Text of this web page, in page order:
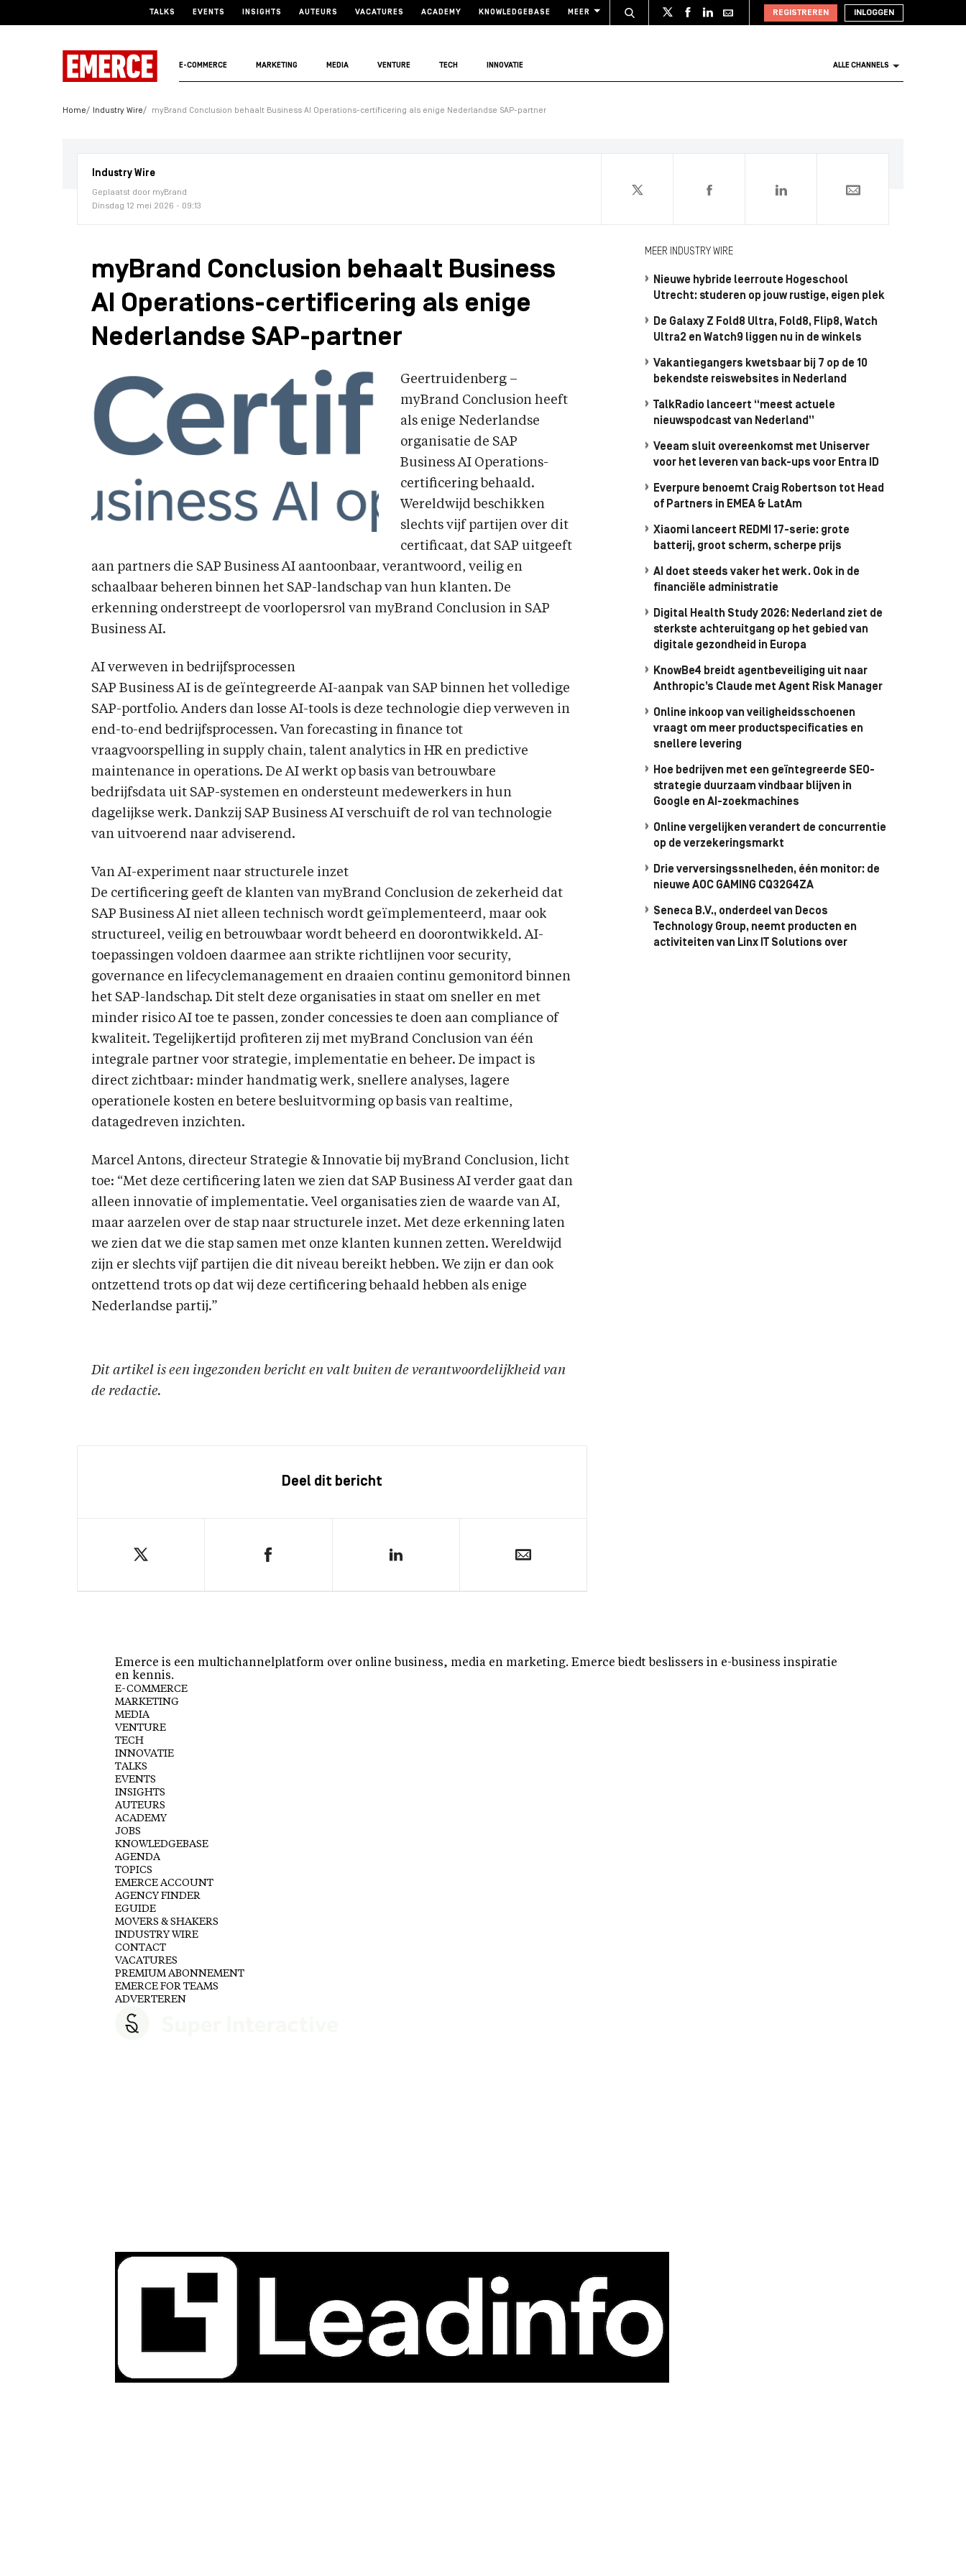
TALKS EVENTS INSIGHTS AUTEURS VACATURES ACADEMY KNOWLEDGEBASE MEER REGISTREREN INLOGGEN
E-COMMERCE MARKETING MEDIA VENTURE TECH INNOVATIE ALLE CHANNELS
Home Industry Wire myBrand Conclusion behaalt Business AI Operations-certificering als enige Nederlandse SAP-partner
Industry Wire
Geplaatst door myBrand
Dinsdag 12 mei 2026 - 09:13
0
myBrand Conclusion behaalt Business
AI Operations-certificering als enige
Nederlandse SAP-partner
Geertruidenberg –
myBrand Conclusion heeft
als enige Nederlandse
organisatie de SAP
Business AI Operations-
certificering behaald.
Wereldwijd beschikken
slechts vijf partijen over dit
certificaat, dat SAP uitgeeft
aan partners die SAP Business AI aantoonbaar, verantwoord, veilig en
schaalbaar beheren binnen het SAP-landschap van hun klanten. De
erkenning onderstreept de voorlopersrol van myBrand Conclusion in SAP
Business AI.
AI verweven in bedrijfsprocessen
SAP Business AI is de geïntegreerde AI-aanpak van SAP binnen het volledige
SAP-portfolio. Anders dan losse AI-tools is deze technologie diep verweven in
end-to-end bedrijfsprocessen. Van forecasting in finance tot
vraagvoorspelling in supply chain, talent analytics in HR en predictive
maintenance in operations. De AI werkt op basis van betrouwbare
bedrijfsdata uit SAP-systemen en ondersteunt medewerkers in hun
dagelijkse werk. Dankzij SAP Business AI verschuift de rol van technologie
van uitvoerend naar adviserend.
Van AI-experiment naar structurele inzet
De certificering geeft de klanten van myBrand Conclusion de zekerheid dat
SAP Business AI niet alleen technisch wordt geïmplementeerd, maar ook
structureel, veilig en betrouwbaar wordt beheerd en doorontwikkeld. AI-
toepassingen voldoen daarmee aan strikte richtlijnen voor security,
governance en lifecyclemanagement en draaien continu gemonitord binnen
het SAP-landschap. Dit stelt deze organisaties in staat om sneller en met
minder risico AI toe te passen, zonder concessies te doen aan compliance of
kwaliteit. Tegelijkertijd profiteren zij met myBrand Conclusion van één
integrale partner voor strategie, implementatie en beheer. De impact is
direct zichtbaar: minder handmatig werk, snellere analyses, lagere
operationele kosten en betere besluitvorming op basis van realtime,
datagedreven inzichten.
Marcel Antons, directeur Strategie & Innovatie bij myBrand Conclusion, licht
toe: “Met deze certificering laten we zien dat SAP Business AI verder gaat dan
alleen innovatie of implementatie. Veel organisaties zien de waarde van AI,
maar aarzelen over de stap naar structurele inzet. Met deze erkenning laten
we zien dat we die stap samen met onze klanten kunnen zetten. Wereldwijd
zijn er slechts vijf partijen die dit niveau bereikt hebben. We zijn er dan ook
ontzettend trots op dat wij deze certificering behaald hebben als enige
Nederlandse partij.”
Dit artikel is een ingezonden bericht en valt buiten de verantwoordelijkheid van
de redactie.
Deel dit bericht
MEER INDUSTRY WIRE
Nieuwe hybride leerroute Hogeschool
Utrecht: studeren op jouw rustige, eigen plek
De Galaxy Z Fold8 Ultra, Fold8, Flip8, Watch
Ultra2 en Watch9 liggen nu in de winkels
Vakantiegangers kwetsbaar bij 7 op de 10
bekendste reiswebsites in Nederland
TalkRadio lanceert “meest actuele
nieuwspodcast van Nederland”
Veeam sluit overeenkomst met Uniserver
voor het leveren van back-ups voor Entra ID
Everpure benoemt Craig Robertson tot Head
of Partners in EMEA & LatAm
Xiaomi lanceert REDMI 17-serie: grote
batterij, groot scherm, scherpe prijs
AI doet steeds vaker het werk. Ook in de
financiële administratie
Digital Health Study 2026: Nederland ziet de
sterkste achteruitgang op het gebied van
digitale gezondheid in Europa
KnowBe4 breidt agentbeveiliging uit naar
Anthropic’s Claude met Agent Risk Manager
Online inkoop van veiligheidsschoenen
vraagt om meer productspecificaties en
snellere levering
Hoe bedrijven met een geïntegreerde SEO-
strategie duurzaam vindbaar blijven in
Google en AI-zoekmachines
Online vergelijken verandert de concurrentie
op de verzekeringsmarkt
Drie verversingssnelheden, één monitor: de
nieuwe AOC GAMING CQ32G4ZA
Seneca B.V., onderdeel van Decos
Technology Group, neemt producten en
activiteiten van Linx IT Solutions over
Emerce is een multichannelplatform over online business, media en marketing. Emerce biedt beslissers in e-business inspiratie
en kennis.
E-COMMERCE
MARKETING
MEDIA
VENTURE
TECH
INNOVATIE
TALKS
EVENTS
INSIGHTS
AUTEURS
ACADEMY
JOBS
KNOWLEDGEBASE
AGENDA
TOPICS
EMERCE ACCOUNT
AGENCY FINDER
EGUIDE
MOVERS & SHAKERS
INDUSTRY WIRE
CONTACT
VACATURES
PREMIUM ABONNEMENT
EMERCE FOR TEAMS
ADVERTEREN